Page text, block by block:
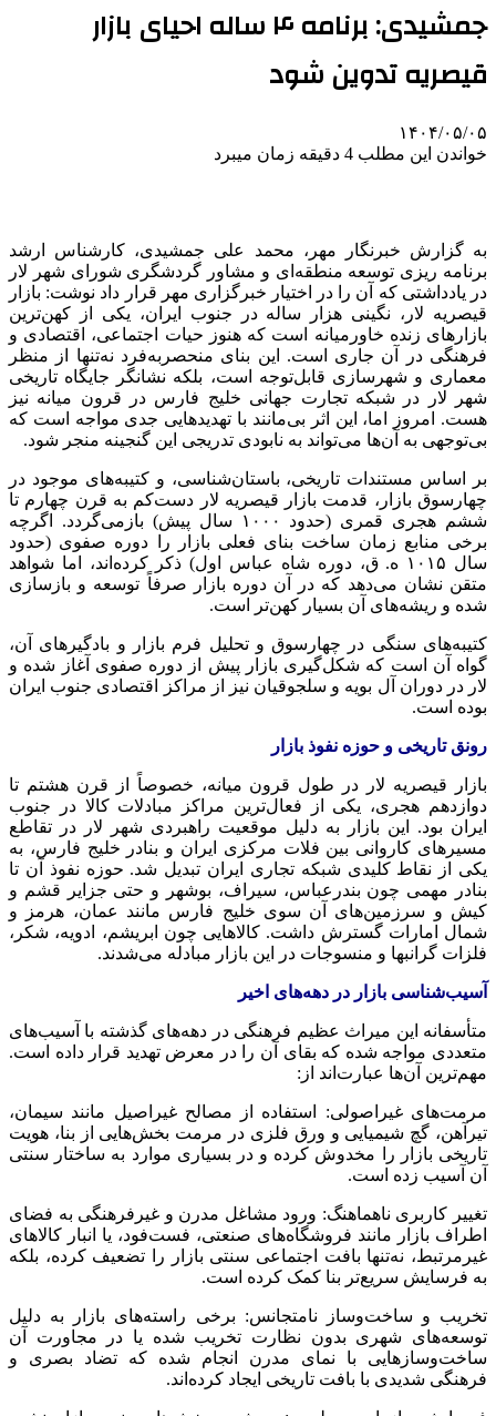
جمشیدی: برنامه ۴ ساله احیای بازار
قیصریه تدوین شود
۱۴۰۴/۰۵/۰۵
خواندن این مطلب 4 دقیقه زمان میبرد
به گزارش خبرنگار مهر، محمد علی جمشیدی، کارشناس ارشد
برنامه ریزی توسعه منطقه‌ای و مشاور گردشگری شورای شهر لار
در یادداشتی که آن را در اختیار خبرگزاری مهر قرار داد نوشت: بازار
قیصریه لار، نگینی هزار ساله در جنوب ایران، یکی از کهن‌ترین
بازارهای زنده خاورمیانه است که هنوز حیات اجتماعی، اقتصادی و
فرهنگی در آن جاری است. این بنای منحصربه‌فرد نه‌تنها از منظر
معماری و شهرسازی قابل‌توجه است، بلکه نشانگر جایگاه تاریخی
شهر لار در شبکه تجارت جهانی خلیج فارس در قرون میانه نیز
هست. امروز اما، این اثر بی‌مانند با تهدیدهایی جدی مواجه است که
بی‌توجهی به آن‌ها می‌تواند به نابودی تدریجی این گنجینه منجر شود.
بر اساس مستندات تاریخی، باستان‌شناسی، و کتیبه‌های موجود در
چهارسوق بازار، قدمت بازار قیصریه لار دست‌کم به قرن چهارم تا
ششم هجری قمری (حدود ۱۰۰۰ سال پیش) بازمی‌گردد. اگرچه
برخی منابع زمان ساخت بنای فعلی بازار را دوره صفوی (حدود
سال ۱۰۱۵
ه.ق، دوره شاه عباس اول) ذکر کرده‌اند، اما شواهد
متقن نشان می‌دهد که در آن دوره بازار صرفاً توسعه و بازسازی
شده و ریشه‌های آن بسیار کهن‌تر است.
کتیبه‌های سنگی در چهارسوق و تحلیل فرم بازار و بادگیرهای آن،
گواه آن است که شکل‌گیری بازار پیش از دوره صفوی آغاز شده و
لار در دوران آل بویه و سلجوقیان نیز از مراکز اقتصادی جنوب ایران
بوده است.
رونق تاریخی و حوزه نفوذ بازار
بازار قیصریه لار در طول قرون میانه، خصوصاً از قرن هشتم تا
دوازدهم هجری، یکی از فعال‌ترین مراکز مبادلات کالا در جنوب
ایران بود. این بازار به دلیل موقعیت راهبردی شهر لار در تقاطع
مسیرهای کاروانی بین فلات مرکزی ایران و بنادر خلیج فارس، به
یکی از نقاط کلیدی شبکه تجاری ایران تبدیل شد. حوزه نفوذ آن تا
بنادر مهمی چون بندرعباس، سیراف، بوشهر و حتی جزایر قشم و
کیش و سرزمین‌های آن سوی خلیج فارس مانند عمان، هرمز و
شمال امارات گسترش داشت. کالاهایی چون ابریشم، ادویه، شکر،
فلزات گرانبها و منسوجات در این بازار مبادله می‌شدند.
آسیب‌شناسی بازار در دهه‌های اخیر
متأسفانه این میراث عظیم فرهنگی در دهه‌های گذشته با آسیب‌های
متعددی مواجه شده که بقای آن را در معرض تهدید قرار داده است.
مهم‌ترین آن‌ها عبارت‌اند از:
مرمت‌های غیراصولی: استفاده از مصالحغیراصیل مانند سیمان،
تیرآهن، گچ شیمیایی و ورق فلزی در مرمت بخش‌هایی از بنا، هویت
تاریخی بازار را مخدوش کرده و در بسیاری موارد به ساختار سنتی
آن آسیب زده است.
تغییر کاربری ناهماهنگ: ورود مشاغل مدرن و غیرفرهنگی به فضای
اطراف بازار مانند فروشگاه‌های صنعتی، فست‌فود، یا انبار کالاهای
غیرمرتبط، نه‌تنها بافت اجتماعی سنتی بازار را تضعیف کرده، بلکه
به فرسایش سریع‌تر بنا کمک کرده است.
تخریب و ساخت‌وساز نامتجانس: برخی راسته‌های بازار به دلیل
توسعه‌های شهری بدون نظارت تخریب شده یا در مجاورت آن
ساخت‌وسازهایی با نمای مدرن انجام شده که تضاد بصری و
فرهنگی شدیدی با بافت تاریخی ایجاد کرده‌اند.